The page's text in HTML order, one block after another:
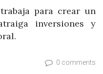
para crear un
inversiones y
0 comments